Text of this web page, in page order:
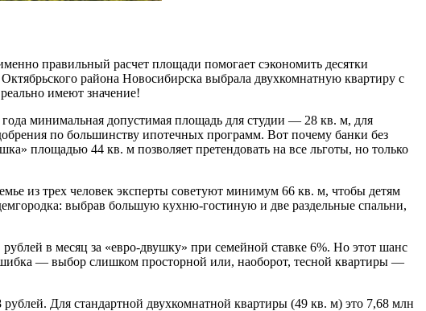
правильный расчет площади помогает сэкономить десятки
района Новосибирска выбрала двухкомнатную квартиру с
имеют значение!
минимальная допустимая площадь для студии — 28 кв. м, для
по большинству ипотечных программ. Вот почему банки без
площадью 44 кв. м позволяет претендовать на все льготы, но только
из трех человек эксперты советуют минимум 66 кв. м, чтобы детям
выбрав большую кухню-гостиную и две раздельные спальни,
в месяц за «евро-двушку» при семейной ставке 6%. Но этот шанс
— выбор слишком просторной или, наоборот, тесной квартиры —
Для стандартной двухкомнатной квартиры (49 кв. м) это 7,68 млн